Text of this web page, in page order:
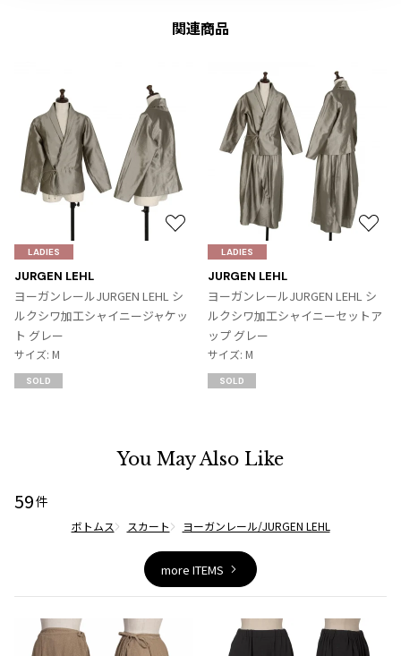
関連商品
JURGEN LEHL
ヨーガンレールJURGEN LEHL シ
ルクシワ加工シャイニージャケッ
ト グレー
サイズ: M
SOLD
LADIES
入
り
JURGEN LEHL
ヨーガンレールJURGEN LEHL シ
ルクシワ加工シャイニーセットア
ップ グレー
サイズ: M
SOLD
LADIES
お
入
り
You May Also Like
59件
ボトムス スカート ヨーガンレール/JURGEN LEHL
more ITEMS